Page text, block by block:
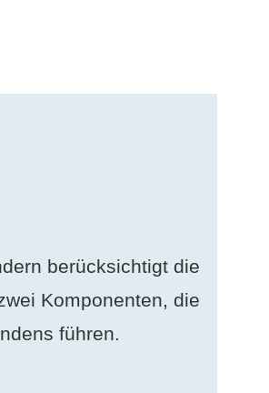
berücksichtigt die
Komponenten, die
führen.